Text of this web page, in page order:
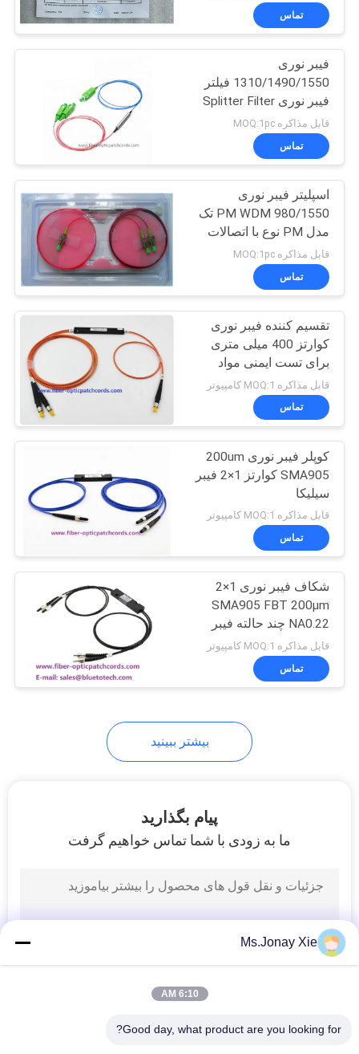
PRIVACY
POLICY
آداپتورهای فیبر نوری
79
اتیناتور فیبر نوری
15
فیبر نوری شکاف
32
فیبر نوری اتصالات
33
سینی فیبر نوری
فیبر نوری جعبه
ترمینال
40
تماس
فیبر نوری
1310/1490/1550 فیلتر
فیبر نوری Splitter Filter
دستگاه WDM SC / APC
قابل مذاکره MOQ:1pc
تماس
اسپلیتر فیبر نوری
980/1550 PM WDM تک
مدل PM نوع با اتصالات
FC/APC
قابل مذاکره MOQ:1pc
تماس
تقسیم کننده فیبر نوری
کوارتز 400 میلی متری
برای تست ایمنی مواد
غذایی
قابل مذاکره MOQ:1 کامپیوتر
تماس
کوپلر فیبر نوری 200um
SMA905 کوارتز 1×2 فیبر
سیلیکا
قابل مذاکره MOQ:1 کامپیوتر
تماس
شکاف فیبر نوری 1×2
SMA905 FBT 200μm
NA0.22 چند حالته فیبر
اسپلیتر 2×2 کوپلر 200μm
قابل مذاکره MOQ:1 کامپیوتر
تماس
بیشتر ببینید
پیام بگذارید
ما به زودی با شما تماس خواهیم گرفت
Ms.Jonay Xie
6:10 AM
Good day, what product are you looking for?